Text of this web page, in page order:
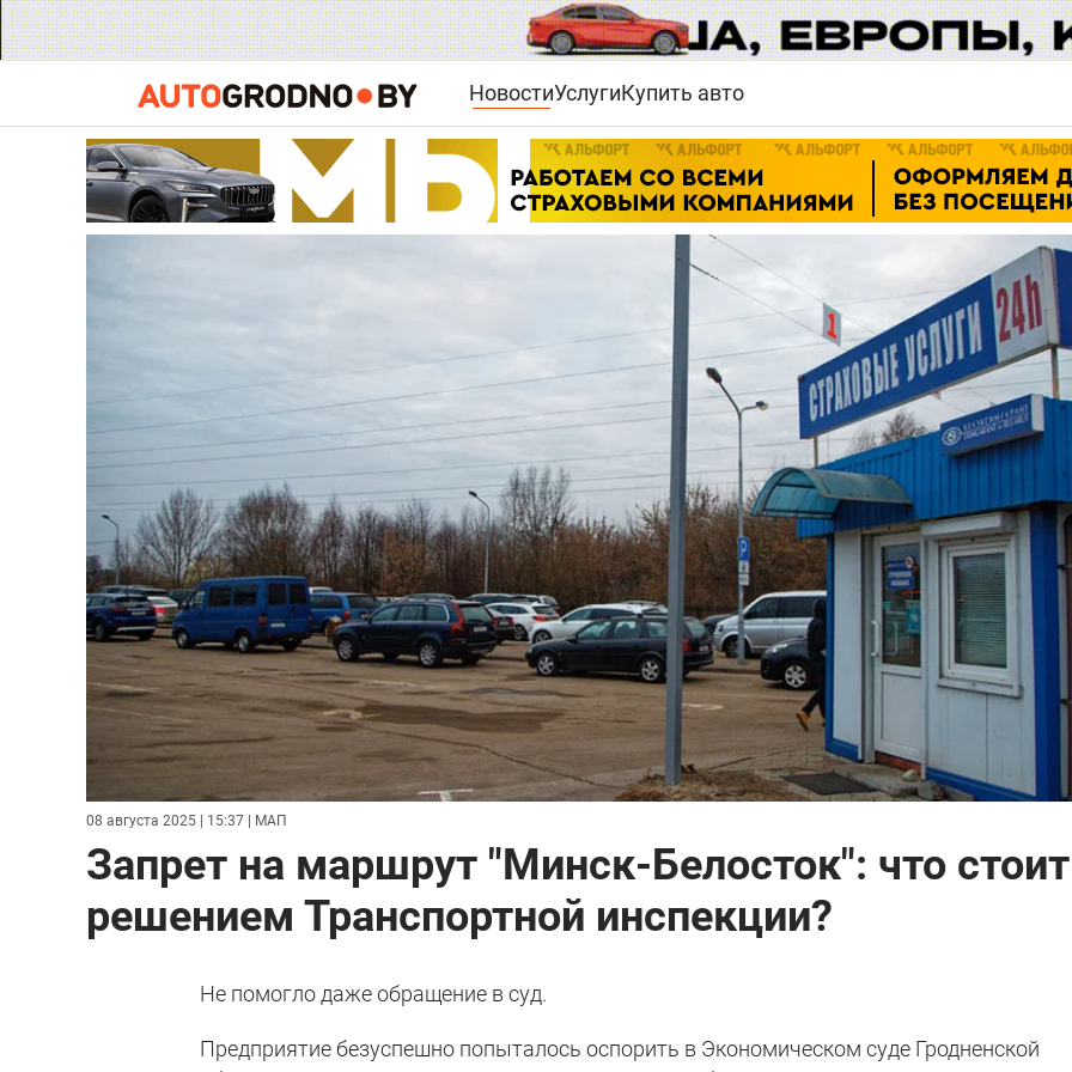
НовостиУслугиКупить авто
08 августа 2025 | 15:37 | МАП
Запрет на маршрут "Минск-Белосток": что
решением Транспортной инспекции?
Не помогло даже обращение в суд.
Предприятие безуспешно попыталось оспорить в Экономическом суде Гродненской